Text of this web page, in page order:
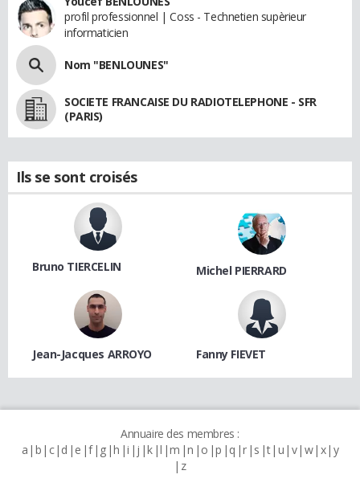
profil professionnel | Coss - Technetien supèrieur
informaticien
Nom "BENLOUNES"
SOCIETE FRANCAISE DU RADIOTELEPHONE - SFR
(PARIS)
Ils se sont croisés
Bruno TIERCELIN Michel PIERRARD
Jean-Jacques ARROYO Fanny FIEVET
Annuaire des membres :
a b c d e f g h i j k l m n o p q r s t u v w x y
z